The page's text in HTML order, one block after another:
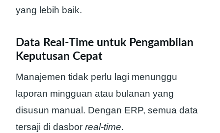
yang lebih baik.
Data Real-Time untuk Pengambilan
Keputusan Cepat
Manajemen tidak perlu lagi menunggu
laporan mingguan atau bulanan yang
disusun manual. Dengan ERP, semua data
tersaji di dasbor real-time.